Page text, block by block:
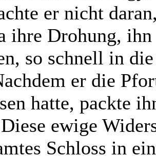
er nicht
ihre Drohung, ihn
so schnell in
er die
hatte, packte
ewige
Schloss in